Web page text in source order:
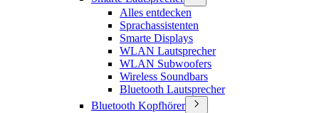
Alles entdecken
Sprachassistenten
Smarte Displays
WLAN Lautsprecher
WLAN Subwoofers
Wireless Soundbars
Bluetooth Lautsprecher
Bluetooth Kopfhörer